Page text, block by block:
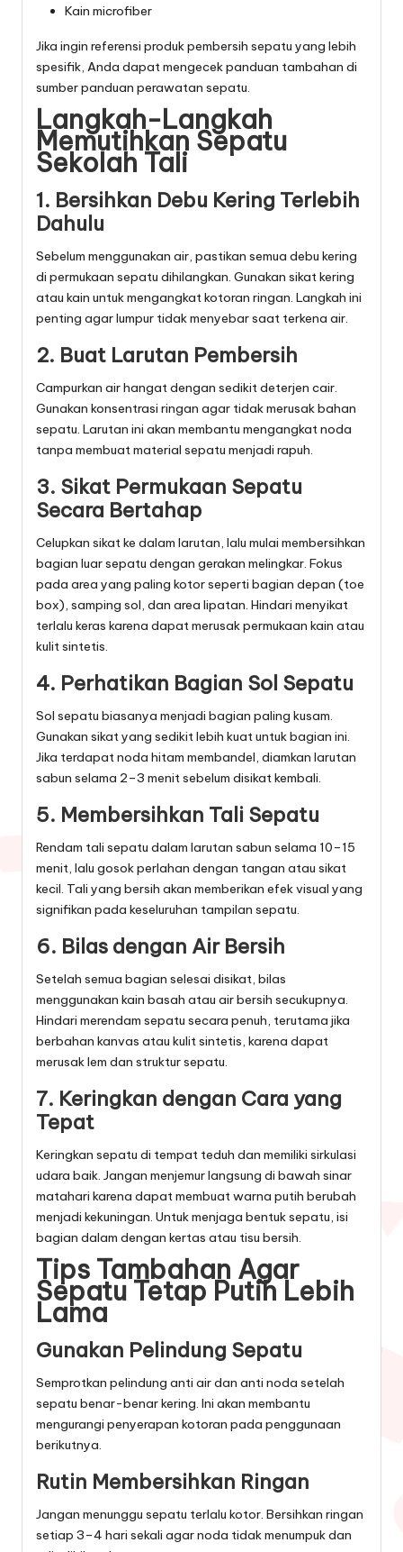
Kain microfiber
Jika ingin referensi produk pembersih sepatu yang lebih
spesifik, Anda dapat mengecek panduan tambahan di
sumber panduan perawatan sepatu.
Langkah-Langkah
Memutihkan Sepatu
Sekolah Tali
1. Bersihkan Debu Kering Terlebih
Dahulu
Sebelum menggunakan air, pastikan semua debu kering
di permukaan sepatu dihilangkan. Gunakan sikat kering
atau kain untuk mengangkat kotoran ringan. Langkah ini
penting agar lumpur tidak menyebar saat terkena air.
2. Buat Larutan Pembersih
Campurkan air hangat dengan sedikit deterjen cair.
Gunakan konsentrasi ringan agar tidak merusak bahan
sepatu. Larutan ini akan membantu mengangkat noda
tanpa membuat material sepatu menjadi rapuh.
3. Sikat Permukaan Sepatu
Secara Bertahap
Celupkan sikat ke dalam larutan, lalu mulai membersihkan
bagian luar sepatu dengan gerakan melingkar. Fokus
pada area yang paling kotor seperti bagian depan (toe
box), samping sol, dan area lipatan. Hindari menyikat
terlalu keras karena dapat merusak permukaan kain atau
kulit sintetis.
4. Perhatikan Bagian Sol Sepatu
Sol sepatu biasanya menjadi bagian paling kusam.
Gunakan sikat yang sedikit lebih kuat untuk bagian ini.
Jika terdapat noda hitam membandel, diamkan larutan
sabun selama 2–3 menit sebelum disikat kembali.
5. Membersihkan Tali Sepatu
Rendam tali sepatu dalam larutan sabun selama 10–15
menit, lalu gosok perlahan dengan tangan atau sikat
kecil. Tali yang bersih akan memberikan efek visual yang
signifikan pada keseluruhan tampilan sepatu.
6. Bilas dengan Air Bersih
Setelah semua bagian selesai disikat, bilas
menggunakan kain basah atau air bersih secukupnya.
Hindari merendam sepatu secara penuh, terutama jika
berbahan kanvas atau kulit sintetis, karena dapat
merusak lem dan struktur sepatu.
7. Keringkan dengan Cara yang
Tepat
Keringkan sepatu di tempat teduh dan memiliki sirkulasi
udara baik. Jangan menjemur langsung di bawah sinar
matahari karena dapat membuat warna putih berubah
menjadi kekuningan. Untuk menjaga bentuk sepatu, isi
bagian dalam dengan kertas atau tisu bersih.
Tips Tambahan Agar
Sepatu Tetap Putih Lebih
Lama
Gunakan Pelindung Sepatu
Semprotkan pelindung anti air dan anti noda setelah
sepatu benar-benar kering. Ini akan membantu
mengurangi penyerapan kotoran pada penggunaan
berikutnya.
Rutin Membersihkan Ringan
Jangan menunggu sepatu terlalu kotor. Bersihkan ringan
setiap 3–4 hari sekali agar noda tidak menumpuk dan